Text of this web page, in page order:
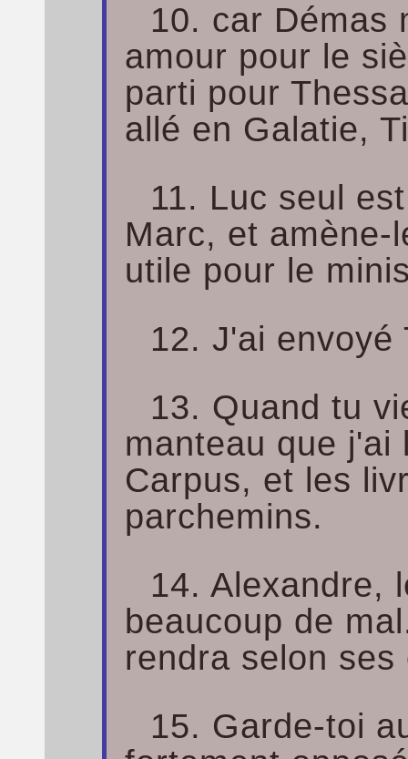
10. car Démas
amour pour le
parti pour
allé en Galatie,
11. Luc seul
Marc, et
utile pour le
12. J'ai envoyé
13. Quand tu
manteau que j'ai
Carpus, et les
parchemins.
14. Alexandre,
beaucoup de
rendra selon ses
15. Garde-toi